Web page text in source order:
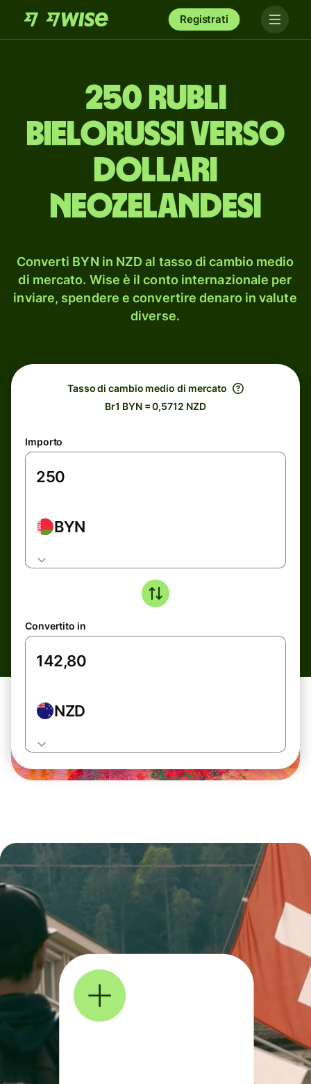
Registrati
250 rubli
bielorussi verso
dollari
neozelandesi
Converti BYN in NZD al tasso di cambio medio
di mercato. Wise è il conto internazionale per
inviare, spendere e convertire denaro in valute
diverse.
Tasso di cambio medio di mercato
Br1 BYN = 0,5712 NZD
Importo
BYN
Convertito in
NZD